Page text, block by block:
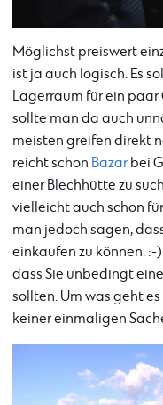
Möglichst preiswert
ist ja auch logisch. Es
Lagerraum für ein
sollte man da auch
meisten greifen direkt
reicht schon Bazarbei
einer Blechhütte zu
vielleicht auch schon
man jedoch sagen,
einkaufen zu können.
dass Sie unbedingt
sollten. Um was geht
keiner einmaligen